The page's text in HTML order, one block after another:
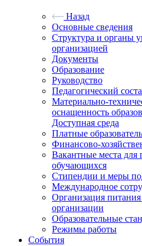
Назад
Основные сведения
Структура и органы
организацией
Документы
Образование
Руководство
Педагогический
Материально-
оснащенность
Доступная среда
Платные
Финансово-
Вакантные места для
обучающихся
Стипендии и меры
Международное
Организация питания
организации
Образовательные
Режимы работы
События